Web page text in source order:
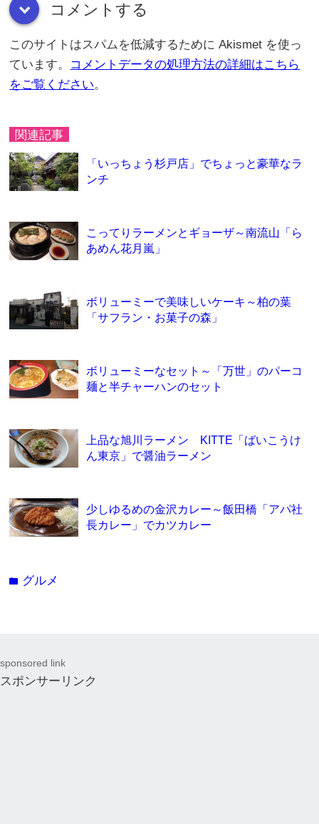
down コメントする
このサイトはスパムを低減するために Akismet を使っ
ています。 コメントデータの処理方法の詳細はこちら
をご覧ください。
関連記事
「いっちょう杉戸店」でちょっと豪華なラ
ンチ
こってりラーメンとギョーザ～南流山「ら
あめん花月嵐」
ボリューミーで美味しいケーキ～柏の葉
「サフラン・お菓子の森」
ボリューミーなセット～「万世」のパーコ
麺と半チャーハンのセット
上品な旭川ラーメン KITTE「ばいこうけ
ん東京」で醤油ラーメン
少しゆるめの金沢カレー～飯田橋「アパ社
長カレー」でカツカレー
folder グルメ
sponsored link
スポンサーリンク